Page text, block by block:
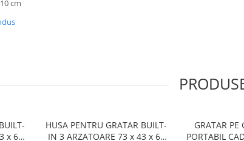
cm
x 62
HUSA PENTRU GRATAR BUILT-
IN 3 ARZATOARE 73 x 43 x 62
GRATAR PE
PORTABIL